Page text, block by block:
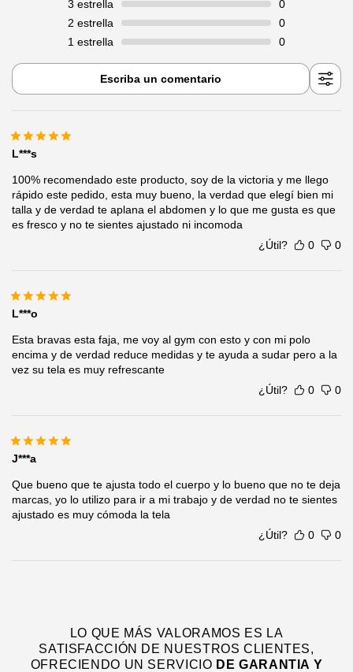
3 estrella
0
2 estrella
0
1 estrella 0
Escriba un comentario
L***s
100% recomendado este producto, soy de la victoria y me llego
rápido este pedido, esta muy bueno, la verdad que elegí bien mi
talla y de verdad te aplana el abdomen y lo que me gusta es que
es fresco y no te sientes ajustado ni incomoda
¿Útil?
0 0
L***o
Esta bravas esta faja, me voy al gym con esto y con mi polo
encima y de verdad reduce medidas y te ayuda a sudar pero a la
vez su tela es muy refrescante
¿Útil?
0 0
J***a
Que bueno que te ajusta todo el cuerpo y lo bueno que no te deja
marcas, yo lo utilizo para ir a mi trabajo y de verdad no te sientes
ajustado es muy cómoda la tela
¿Útil?
0 0
LO QUE MÁS VALORAMOS ES LA
SATISFACCIÓN DE NUESTROS CLIENTES,
OFRECIENDO UN SERVICIO DE GARANTIA Y